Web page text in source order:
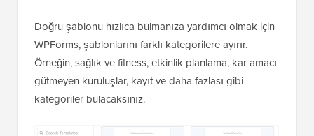
Doğru şablonu hızlıca bulmanıza yardımcı olmak için
WPForms, şablonlarını farklı kategorilere ayırır.
Örneğin, sağlık ve fitness, etkinlik planlama, kar amacı
gütmeyen kuruluşlar, kayıt ve daha fazlası gibi
kategoriler bulacaksınız.